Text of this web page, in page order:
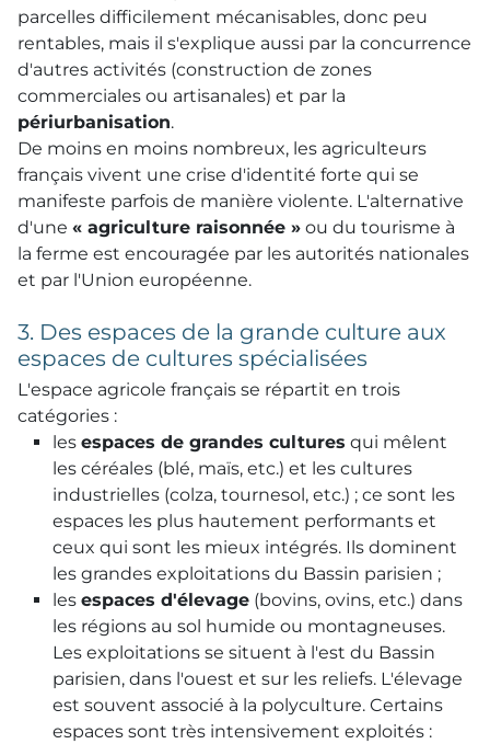
parcelles difficilement mécanisables, donc peu
rentables, mais il s'explique aussi par la concurrence
d'autres activités (construction de zones
commerciales ou artisanales) et par la
périurbanisation.
De moins en moins nombreux, les agriculteurs
français vivent une crise d'identité forte qui se
manifeste parfois de manière violente. L'alternative
d'une « agriculture raisonnée » ou du tourisme à
la ferme est encouragée par les autorités nationales
et par l'Union européenne.
3. Des espaces de la grande culture aux
espaces de cultures spécialisées
L'espace agricole français se répartit en trois
catégories :
les espaces de grandes cultures qui mêlent
les céréales (blé, maïs, etc.) et les cultures
industrielles (colza, tournesol, etc.) ; ce sont les
espaces les plus hautement performants et
ceux qui sont les mieux intégrés. Ils dominent
les grandes exploitations du Bassin parisien ;
les espaces d'élevage (bovins, ovins, etc.) dans
les régions au sol humide ou montagneuses.
Les exploitations se situent à l'est du Bassin
parisien, dans l'ouest et sur les reliefs. L'élevage
est souvent associé à la polyculture. Certains
espaces sont très intensivement exploités :